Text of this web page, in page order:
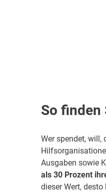
So finden
Wer spendet, will,
Ausgaben sowie
als 30 Prozent
dieser Wert, desto